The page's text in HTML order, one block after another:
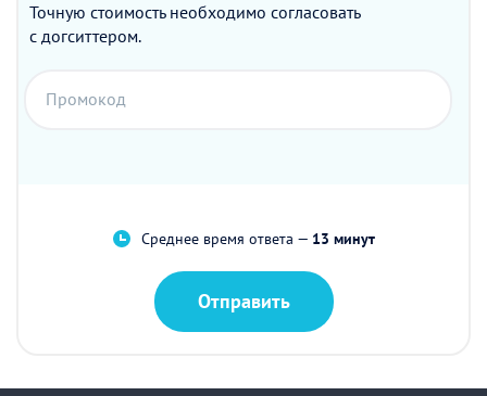
Точную стоимость необходимо согласовать
с догситтером.
Промокод
Среднее время ответа — 13 минут
Отправить